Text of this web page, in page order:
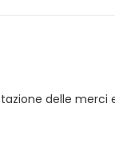
delle